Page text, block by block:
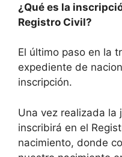
¿Qué es la
Registro Civil?
El último paso en la
expediente de
inscripción.
Una vez realizada la
inscribirá en el
nacimiento, donde